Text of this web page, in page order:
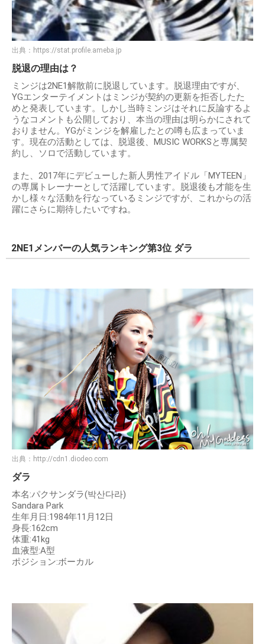
出典： https://stat.profile.ameba.jp
脱退の理由は？
ミンジは2NE1解散前に脱退しています。脱退理由ですが、
YGエンターテイメントはミンジが契約の更新を拒否したた
めと発表しています。しかし当時ミンジはそれに反論するよ
うなコメントも公開しており、本当の理由は明らかにされて
おりません。YGがミンジを解雇したとの噂も広まっていま
す。現在の活動としては、脱退後、MUSIC WORKSと専属契
約し、ソロで活動しています。
また、2017年にデビューした新⼈男性アイドル「MYTEEN」
の専属トレーナーとして活躍しています。脱退後も才能を⽣
かし様々な活動を⾏なっているミンジですが、これからの活
躍にさらに期待したいですね。
2NE1メンバーの人気ランキング第3位 ダラ
出典： http://cdn1.diodeo.com
ダラ
本名:パクサンダラ(박산다라)
Sandara Park
⽣年⽉⽇:1984年11⽉12⽇
⾝⻑:162cm
体重:41kg
⾎液型:A型
ポジション:ボーカル